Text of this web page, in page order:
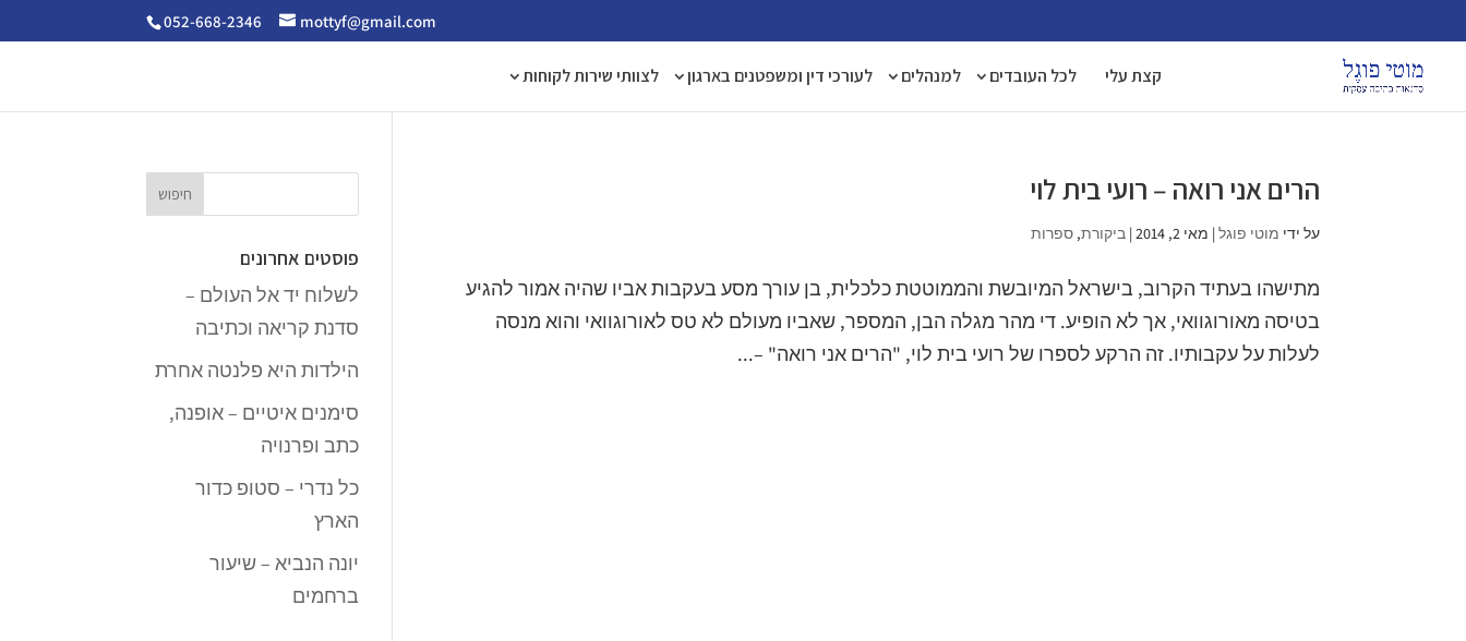
052-668-2346 mottyf@gmail.com
קצת עלי לכל העובדים למנהלים לעורכי דין ומשפטנים בארגון לצוותי שירות לקוחות
הרים אני רואה – רועי בית לוי
על ידי מוטי פוגל| מאי 2, 2014 |ביקורת,ספרות
מתישהו בעתיד הקרוב, בישראל המיובשת והממוטטת כלכלית, בן עורך מסע בעקבות אביו שהיה אמור להגיע
בטיסה מאורוגוואי, אך לא הופיע. די מהר מגלה הבן, המספר, שאביו מעולם לא טס לאורוגוואי והוא מנסה
לעלות על עקבותיו. זה הרקע לספרו של רועי בית לוי, "הרים אני רואה" –...
פוסטים אחרונים
לשלוח יד אל העולם –
סדנת קריאה וכתיבה
הילדות היא פלנטה אחרת
סימנים איטיים – אופנה,
כתב ופרנויה
כל נדרי – סטופ כדור
הארץ
יונה הנביא – שיעור
ברחמים